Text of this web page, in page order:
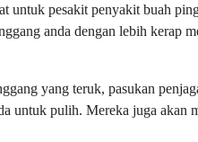
untuk pesakit penyakit buah
anda dengan lebih kerap
yang teruk, pasukan
untuk pulih. Mereka juga